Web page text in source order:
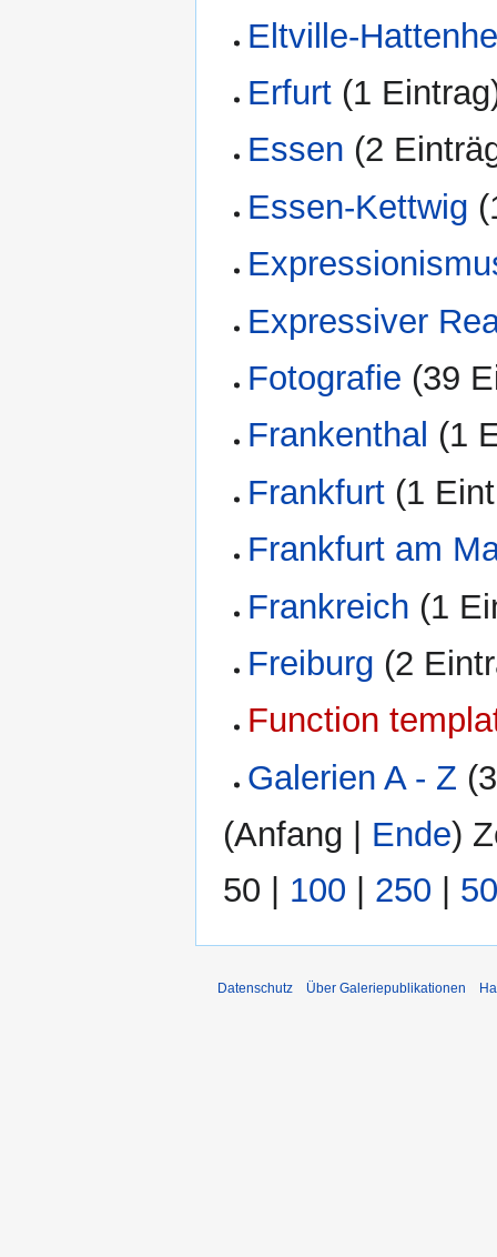
Eltville-
Erfurt (1
Essen (2
Essen-Kettwig
Expressiver
Fotografie (39
Frankenthal
(1
Frankfurt (1
Frankfurt am
Frankreich (1
Freiburg (2
Function
Galerien A - Z
(Anfang Ende)
50
100 250
Datenschutz Über Galeriepublikationen